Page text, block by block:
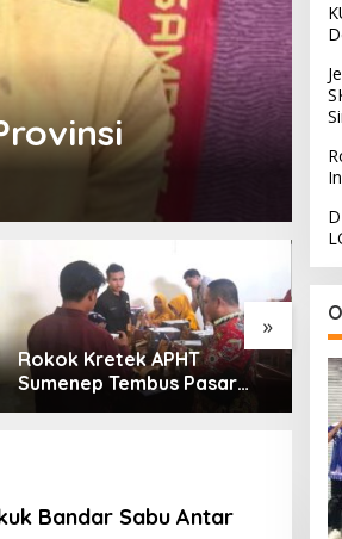
»
Rokok Kretek APHT
Sumenep Tembus Pasar
Bandar Sabu Antar